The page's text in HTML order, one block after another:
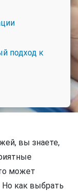
подход к
вы знаете,
может
Но как выбрать